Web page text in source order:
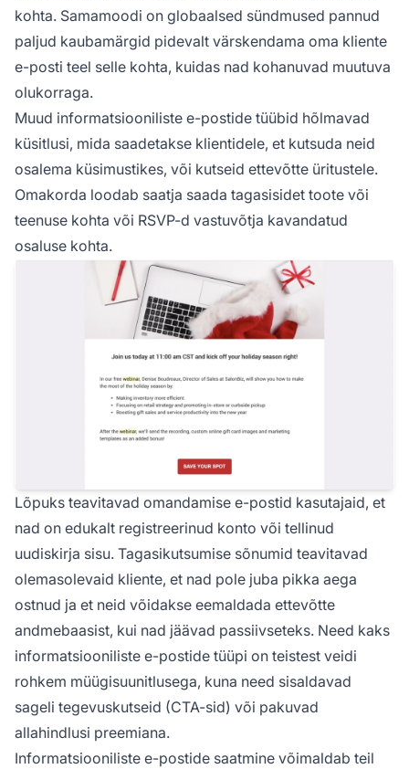
kohta. Samamoodi on globaalsed sündmused pannud
paljud kaubamärgid pidevalt värskendama oma kliente
e-posti teel selle kohta, kuidas nad kohanuvad muutuva
olukorraga.
Muud informatsiooniliste e-postide tüübid hõlmavad
küsitlusi, mida saadetakse klientidele, et kutsuda neid
osalema küsimustikes, või kutseid ettevõtte üritustele.
Omakorda loodab saatja saada tagasisidet toote või
teenuse kohta või RSVP-d vastuvõtja kavandatud
osaluse kohta.
Lõpuks teavitavad omandamise e-postid kasutajaid, et
nad on edukalt registreerinud konto või tellinud
uudiskirja sisu. Tagasikutsumise sõnumid teavitavad
olemasolevaid kliente, et nad pole juba pikka aega
ostnud ja et neid võidakse eemaldada ettevõtte
andmebaasist, kui nad jäävad passiivseteks. Need kaks
informatsiooniliste e-postide tüüpi on teistest veidi
rohkem müügisuunitlusega, kuna need sisaldavad
sageli tegevuskutseid (CTA-sid) või pakuvad
allahindlusi preemiana.
Informatsiooniliste e-postide saatmine võimaldab teil